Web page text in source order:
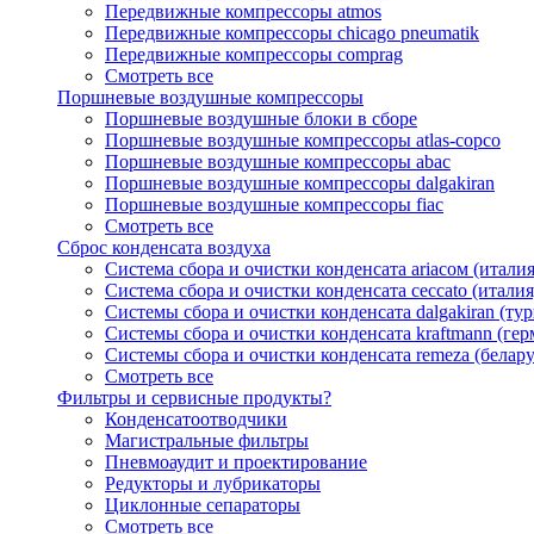
Передвижные компрессоры atmos
Передвижные компрессоры chicago pneumatik
Передвижные компрессоры comprag
Смотреть все
Поршневые воздушные компрессоры
Поршневые воздушные блоки в сборе
Поршневые воздушные компрессоры atlas-copco
Поршневые воздушные компрессоры abac
Поршневые воздушные компрессоры dalgakiran
Поршневые воздушные компрессоры fiac
Смотреть все
Сброс конденсата воздуха
Система сбора и очистки конденсата ariacом
Система сбора и очистки конденсата ceccato
Системы сбора и очистки конденсата dalgakiran
Системы сбора и очистки конденсата kraftmann
Системы сбора и очистки конденсата remeza
Смотреть все
Фильтры и сервисные продукты?
Конденсатоотводчики
Магистральные фильтры
Пневмоаудит и проектирование
Редукторы и лубрикаторы
Циклонные сепараторы
Смотреть все